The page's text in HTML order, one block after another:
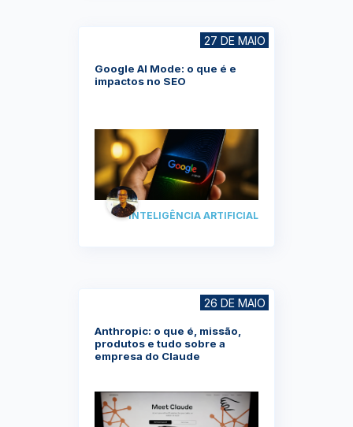
Google AI Mode: o que é e
impactos no SEO
27 DE MAIO
INTELIGÊNCIA ARTIFICIAL
Anthropic: o que é, missão,
produtos e tudo sobre a
empresa do Claude
26 DE MAIO